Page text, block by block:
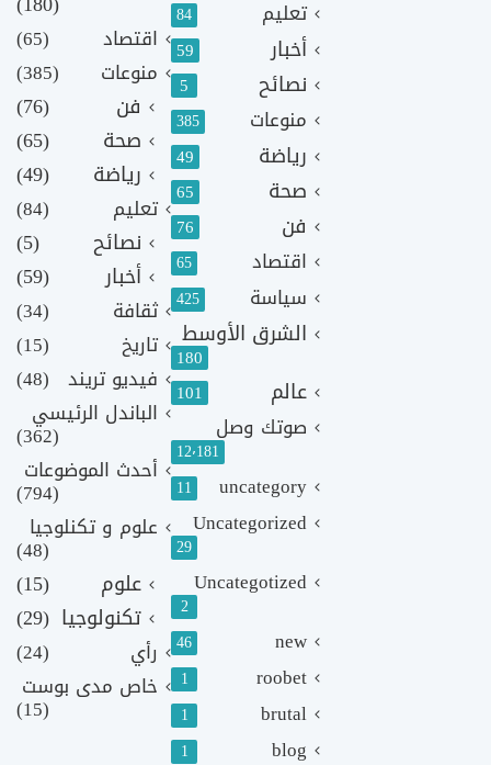
تعليم 84
أخبار 59
نصائح 5
منوعات 385
رياضة 49
صحة 65
فن 76
اقتصاد 65
سياسة 425
الشرق الأوسط
180
عالم 101
صوتك وصل
12٬181
uncategory
11
Uncategorized
29
Uncategotized
2
new
46
roobet
1
brutal
1
blog
1
اقتصاد
(65)
منوعات
(385)
فن
(76)
صحة
(65)
رياضة
(49)
تعليم (84)
نصائح
(5)
أخبار
(59)
ثقافة
(34)
تاريخ
(15)
فيديو تريند (48)
الباندل الرئيسي
(362)
أحدث الموضوعات
(794)
علوم و تكنلوجيا
(48)
علوم
(15)
تكنولوجيا (29)
رأي
(24)
خاص مدى بوست
(15)